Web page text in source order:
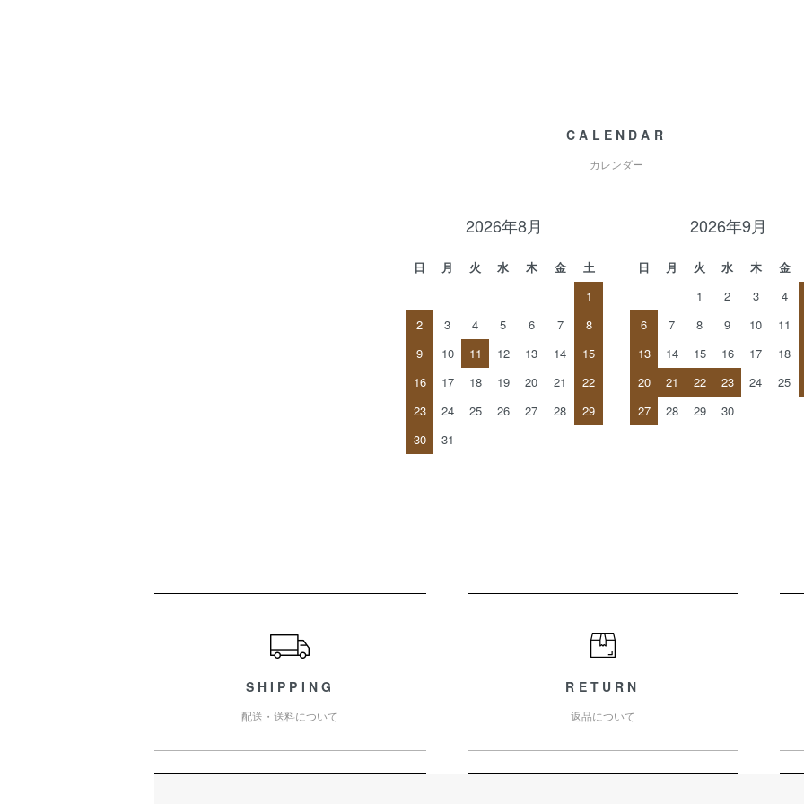
CALENDAR
カレンダー
2026年8月
日 月 火 水 木 金
土
1
2
3 4 5 6 7
8
9
10 11 12 13 14
15
16
17 18 19 20 21
22
23
24 25 26 27 28
29
30
31
2026年9月
日 月 火 水 木 金
1
2 3 4
6
7 8 9 10 11
13
14 15 16 17 18
20
21 22 23 24 25
27
28 29 30
SHIPPING
配送・送料について
RETURN
返品について